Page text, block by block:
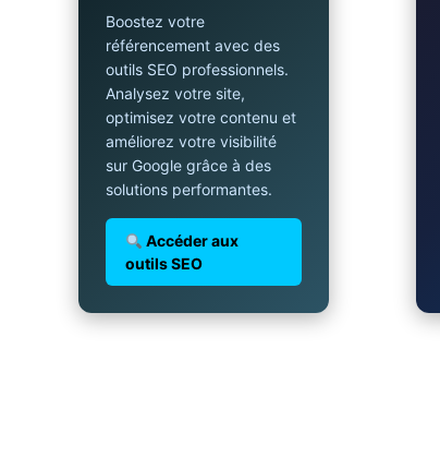
Boostez votre
référencement avec des
outils SEO professionnels.
Analysez votre site,
optimisez votre contenu et
améliorez votre visibilité
sur Google grâce à des
solutions performantes.
Accéder aux
outils SEO